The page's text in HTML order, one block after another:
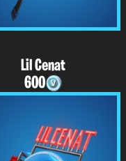
Lil Cenat
600